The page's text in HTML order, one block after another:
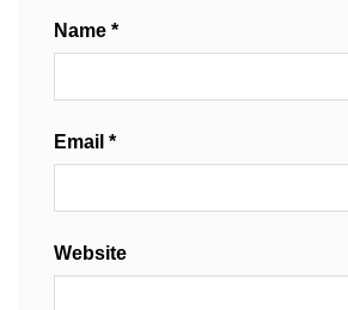
Name *
Email *
Website